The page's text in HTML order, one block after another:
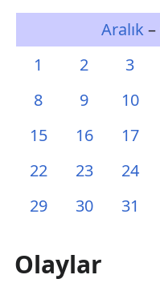
Aralık–
1
2 3
8
9 10
15
16 17
22
23 24
29
30 31
Olaylar